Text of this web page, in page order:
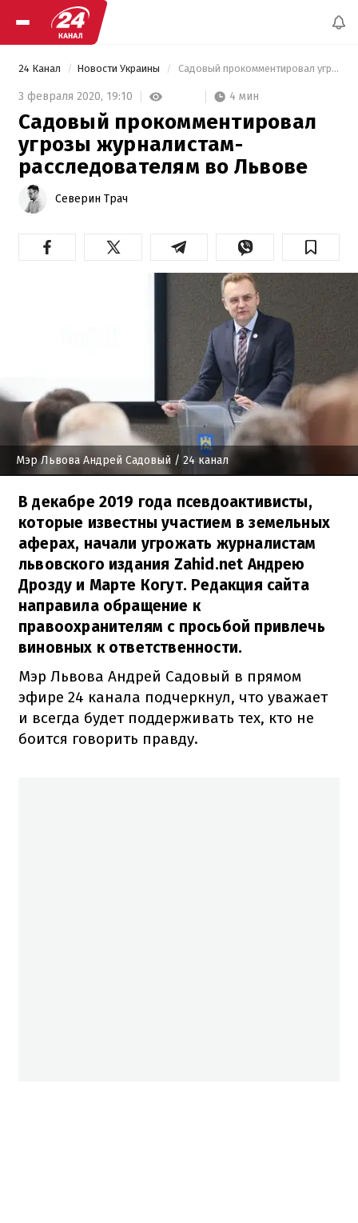
24 Канал Новости Украины Садовый прокомментировал угрозы журналистам-расследователям во Львове
3 февраля 2020, 19:10 4 мин
Садовый прокомментировал
угрозы журналистам-
расследователям во Львове
Северин Трач
Мэр Львова Андрей Садовый / 24 канал
В декабре 2019 года псевдоактивисты,
которые известны участием в земельных
аферах, начали угрожать журналистам
львовского издания Zahid.net Андрею
Дрозду и Марте Когут. Редакция сайта
направила обращение к
правоохранителям с просьбой привлечь
виновных к ответственности.
Мэр Львова Андрей Садовый в прямом
эфире 24 канала подчеркнул, что уважает
и всегда будет поддерживать тех, кто не
боится говорить правду.